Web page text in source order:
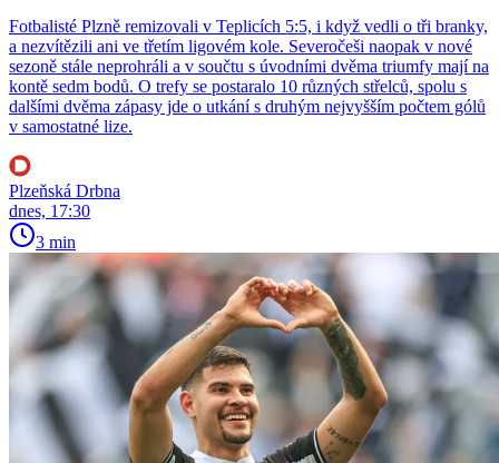
Fotbalisté Plzně remizovali v Teplicích 5:5, i když vedli o tři branky,
a nezvítězili ani ve třetím ligovém kole. Severočeši naopak v nové
sezoně stále neprohráli a v součtu s úvodními dvěma triumfy mají na
kontě sedm bodů. O trefy se postaralo 10 různých střelců, spolu s
dalšími dvěma zápasy jde o utkání s druhým nejvyšším počtem gólů
v samostatné lize.
Plzeňská Drbna
dnes, 17:30
3 min